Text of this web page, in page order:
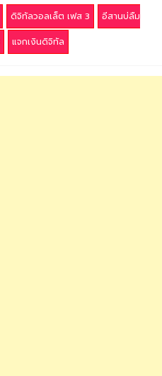
ดิจิทัลวอลเล็ต เฟส 3
อีสานบ่ลืม
แจกเงินดิจิทัล